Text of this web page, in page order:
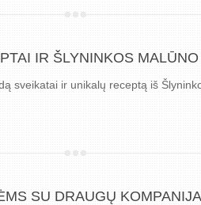
IR ŠLYNINKOS
sveikatai ir unikalų receptą iš
SU DRAUGŲ KOMPANIJA